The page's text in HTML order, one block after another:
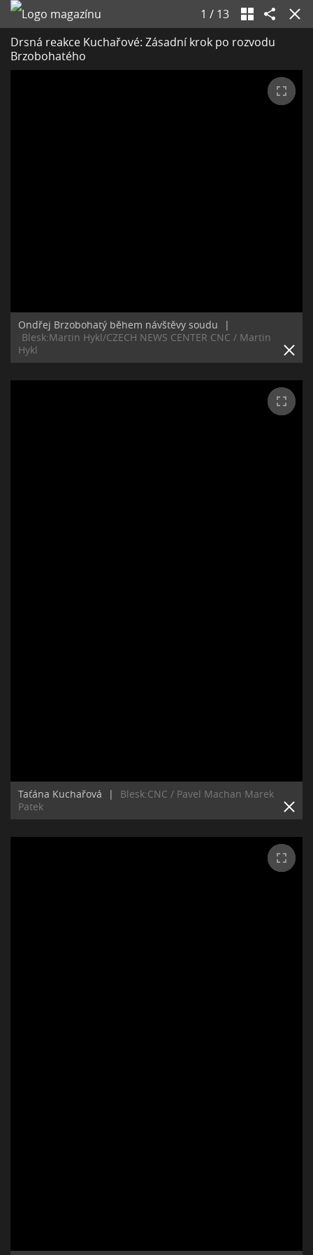
1 / 13
Drsná reakce Kuchařové: Zásadní krok po rozvodu
Brzobohatého
Ondřej Brzobohatý během návštěvy soudu
|
Blesk:Martin Hykl/CZECH NEWS CENTER CNC / Martin
Hykl
Taťána Kuchařová |
Blesk:CNC / Pavel Machan Marek
Patek